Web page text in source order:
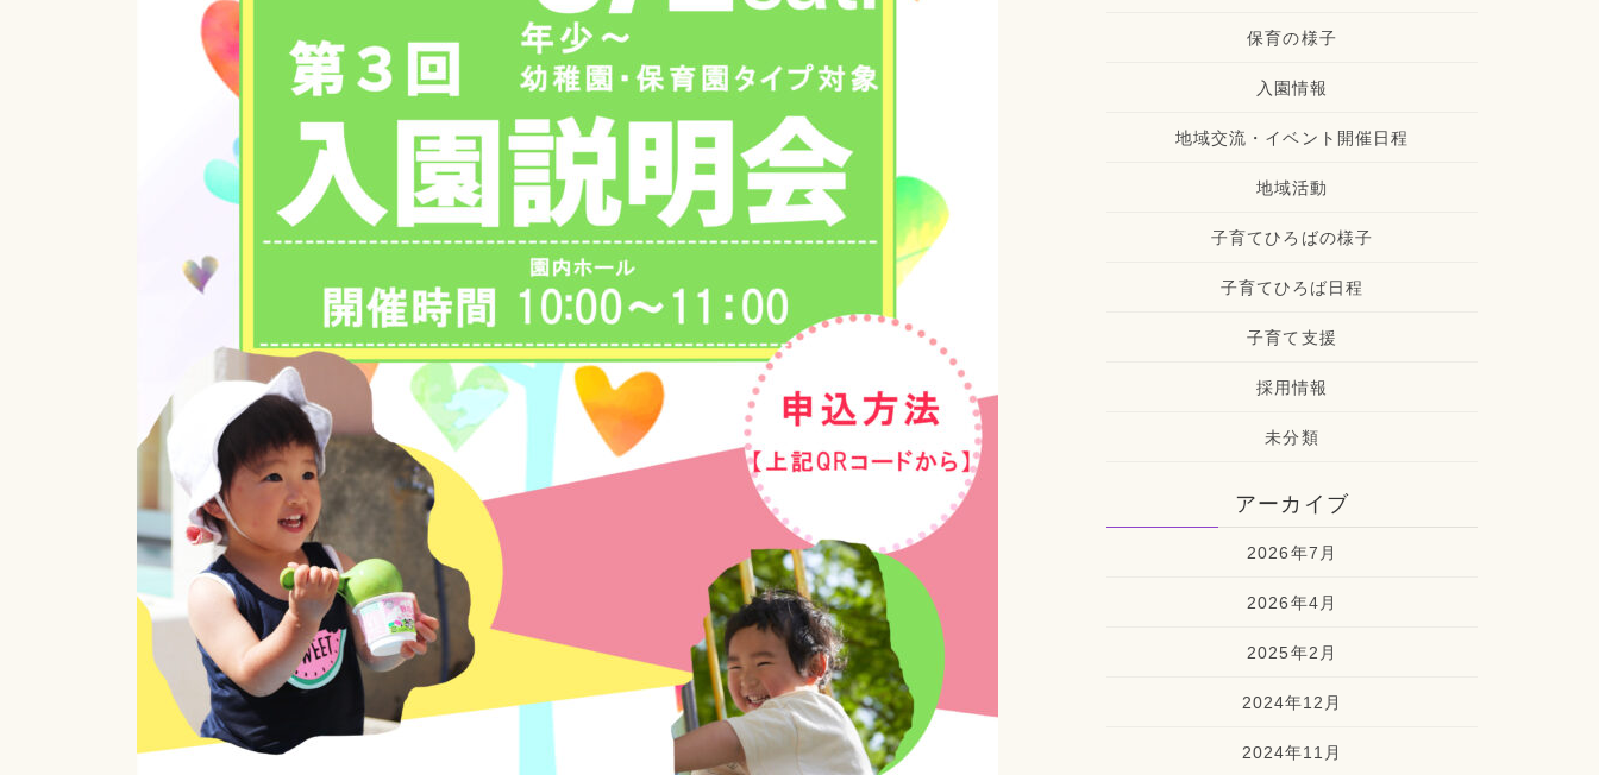
保育の様子
入園情報
地域交流・イベント開催日程
地域活動
子育てひろばの様子
子育てひろば日程
子育て支援
採用情報
未分類
アーカイブ
2026年7月
2026年4月
2025年2月
2024年12月
2024年11月